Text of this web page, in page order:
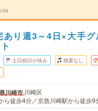
06
あり週3～4日×大手グ
土日祝日が休み 残業なし
川崎市 川崎区
ら徒歩4分／京急川崎駅から徒歩9